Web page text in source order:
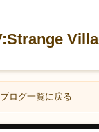
ログ一覧に戻る